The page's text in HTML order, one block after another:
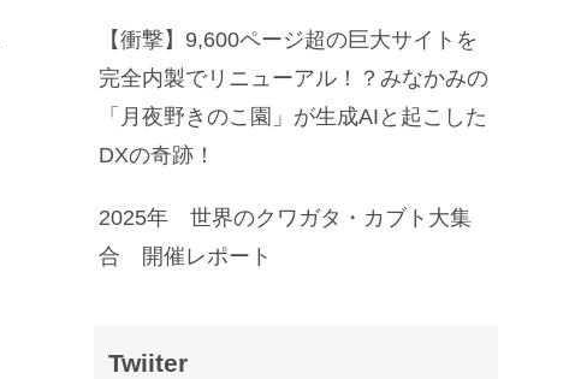
【衝撃】9,600ページ超の巨大サイトを
完全内製でリニューアル！？みなかみの
「月夜野きのこ園」が生成AIと起こした
DXの奇跡！
2025年 世界のクワガタ・カブト大集
合 開催レポート
Twiiter